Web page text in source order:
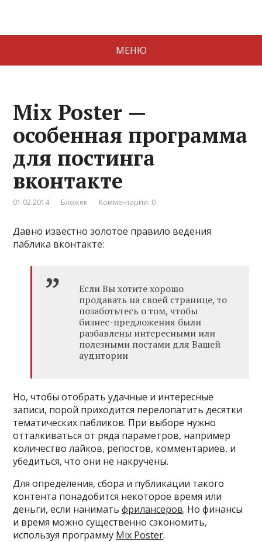
МЕНЮ
Mix Poster —
особенная программа
для постинга
вконтакте
01.02.2014 Бложек Комментарии: 0
Давно известно золотое правило ведения
паблика вконтакте:
Если Вы хотите хорошо
продавать на своей странице, то
позаботьтесь о том, чтобы
бизнес-предложения были
разбавлены интересными или
полезными постами для Вашей
аудитории
Но, чтобы отобрать удачные и интересные
записи, порой приходится перелопатить десятки
тематических пабликов. При выборе нужно
отталкиваться от ряда параметров, например
количество лайков, репостов, комментариев, и
убедиться, что они не накручены.
Для определения, сбора и публикации такого
контента понадобится некоторое время или
деньги, если наниматьфрилансеров. Но финансы
и время можно существенно сэкономить,
используя программу Mix Poster.